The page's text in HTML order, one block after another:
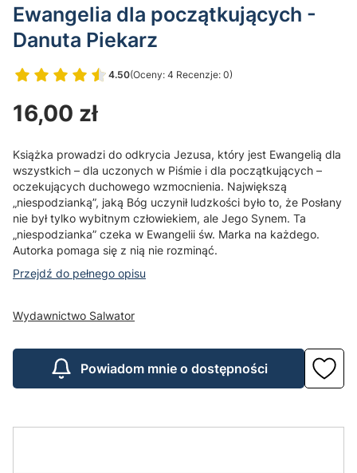
Ewangelia dla początkujących -
Danuta Piekarz
4.50(Oceny: 4 Recenzje: 0)
Przejdź do sekcji Opinie
Cena
16,00 zł
Książka prowadzi do odkrycia Jezusa, który jest Ewangelią dla
wszystkich – dla uczonych w Piśmie i dla początkujących –
oczekujących duchowego wzmocnienia. Największą
„niespodzianką”, jaką Bóg uczynił ludzkości było to, że Posłany
nie był tylko wybitnym człowiekiem, ale Jego Synem. Ta
„niespodzianka” czeka w Ewangelii św. Marka na każdego.
Autorka pomaga się z nią nie rozminąć.
Przejdź do pełnego opisu
Wydawnictwo Salwator
Powiadom mnie o dostępności